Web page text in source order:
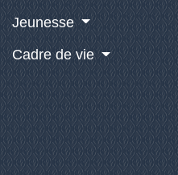
Jeunesse
Cadre de vie